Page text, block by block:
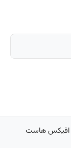
افیکس هاست